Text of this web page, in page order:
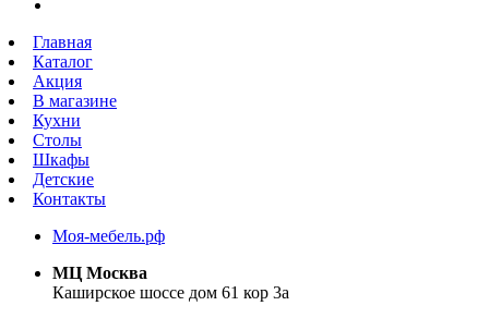
Главная
Каталог
Акция
В магазине
Кухни
Столы
Шкафы
Детские
Контакты
Моя-мебель.рф
МЦ Москва
Каширское шоссе дом 61 кор 3а